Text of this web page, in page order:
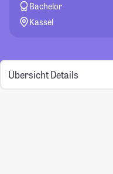
Bachelor
Kassel
Übersicht Details